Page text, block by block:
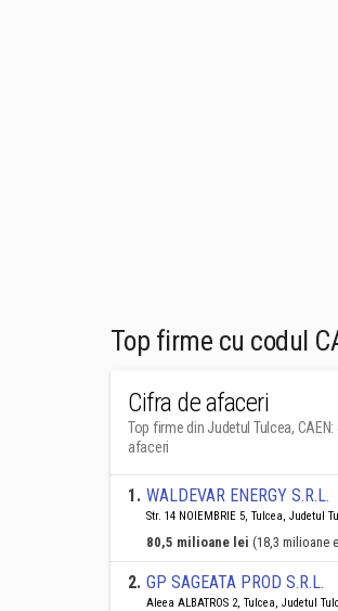
Top firme cu codul
Cifra de afaceri
Top firme din Judetul Tulcea,
afaceri
1. WALDEVAR ENERGY S.R.L.
Str. 14 NOIEMBRIE 5, Tulcea, Judetul
80,5 milioane lei (18,3 milioane
2. GP SAGEATA PROD S.R.L.
Aleea ALBATROS 2, Tulcea, Judetul